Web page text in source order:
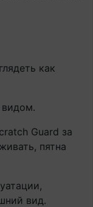
как
Guard за
пятна
вид.